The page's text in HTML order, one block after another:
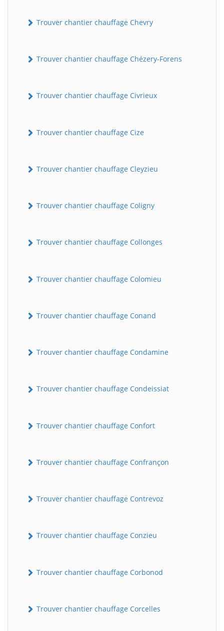
Trouver chantier chauffage Chevry
Trouver chantier chauffage Chézery-Forens
Trouver chantier chauffage Civrieux
Trouver chantier chauffage Cize
Trouver chantier chauffage Cleyzieu
Trouver chantier chauffage Coligny
Trouver chantier chauffage Collonges
Trouver chantier chauffage Colomieu
Trouver chantier chauffage Conand
Trouver chantier chauffage Condamine
Trouver chantier chauffage Condeissiat
Trouver chantier chauffage Confort
Trouver chantier chauffage Confrançon
Trouver chantier chauffage Contrevoz
Trouver chantier chauffage Conzieu
Trouver chantier chauffage Corbonod
Trouver chantier chauffage Corcelles
B Assistant en ligne